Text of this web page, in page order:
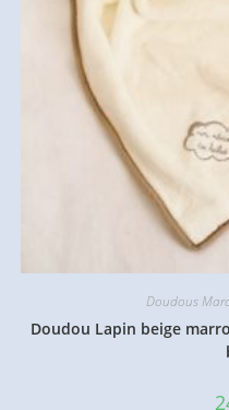
Doudous
Doudou Lapin beige